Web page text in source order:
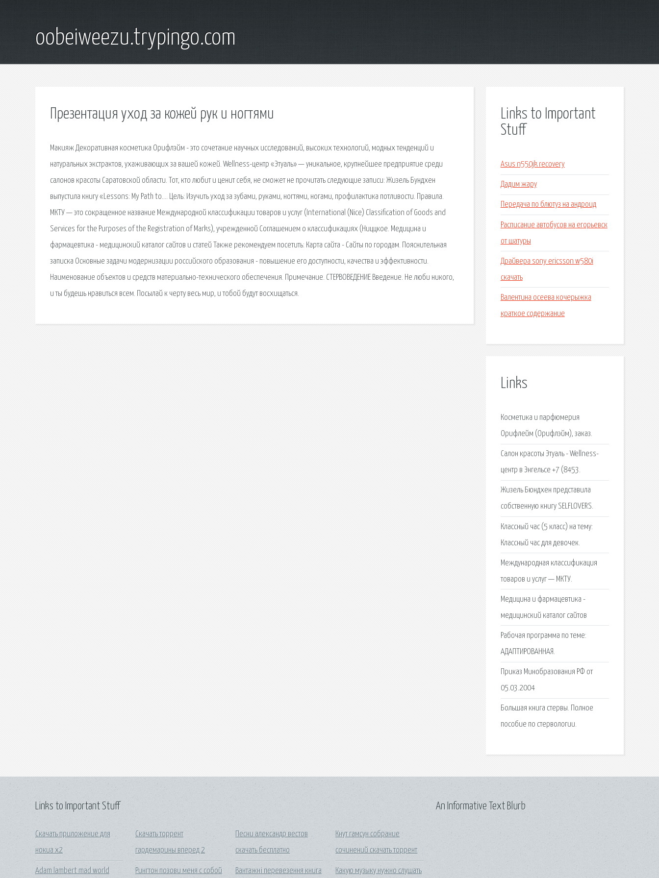
oobeiweezu.trypingo.com
Презентация уход за кожей рук и ногтями
Макияж Декоративная косметика Орифлэйм - это сочетание научных исследований, высоких технологий, модных тенденций и
натуральных экстрактов, ухаживающих за вашей кожей. Wellness-центр «Этуаль» — уникальное, крупнейшее предприятие среди
салонов красоты Саратовской области. Тот, кто любит и ценит себя, не сможет не прочитать следующие записи: Жизель Бундхен
выпустила книгу «Lessons: My Path to…. Цель: Изучить уход за зубами, руками, ногтями, ногами, профилактика потливости. Правила.
МКТУ — это сокращенное название Международной классификации товаров и услуг (International (Nice) Classification of Goods and
Services for the Purposes of the Registration of Marks), учрежденной Соглашением о классификациях (Ниццкое. Медицина и
фармацевтика - медицинский каталог сайтов и статей Также рекомендуем посетить: Карта сайта - Сайты по городам. Пояснительная
записка Основные задачи модернизации российского образования - повышение его доступности, качества и эффективности.
Наименование объектов и средств материально-технического обеспечения. Примечание. СТЕРВОВЕДЕНИЕ Введение. Не люби никого,
и ты будешь нравиться всем. Посылай к черту весь мир, и тобой будут восхищаться.
Links to Important
Stuff
Asus n550jk recovery
Дадим жару
Передача по блютуз на андроид
Расписание автобусов на егорьевск
от шатуры
Драйвера sony ericsson w580i
скачать
Валентина осеева кочерыжка
краткое содержание
Links
Косметика и парфюмерия
Орифлейм (Орифлэйм), заказ.
Салон красоты Этуаль - Wellness-
центр в Энгельсе +7 (8453.
Жизель Бюндхен представила
собственную книгу SELFLOVERS.
Классный час (5 класс) на тему:
Классный час для девочек.
Международная классификация
товаров и услуг — МКТУ.
Медицина и фармацевтика -
медицинский каталог сайтов
Рабочая программа по теме:
АДАПТИРОВАННАЯ.
Приказ Минобразования РФ от
05.03.2004
Большая книга стервы. Полное
пособие по стервологии.
Links to Important Stuff
Скачать приложение для
нокиа x2
Adam lambert mad world
Скачать торрент
гардемарины вперед 2
Рингтон позови меня с собой
Песни александр вестов
скачать бесплатно
Вантажні перевезення книга
Кнут гамсун собрание
сочинений скачать торрент
Какую музыку нужно слушать
An Informative Text Blurb